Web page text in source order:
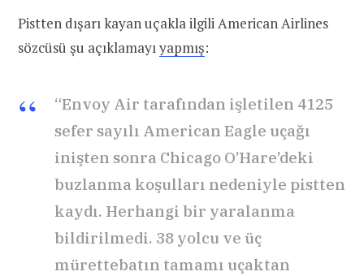
Pistten dışarı kayan uçakla ilgili American Airlines
sözcüsü şu açıklamayıyapmış:
“Envoy Air tarafından işletilen 4125
sefer sayılı American Eagle uçağı
inişten sonra Chicago O’Hare’deki
buzlanma koşulları nedeniyle pistten
kaydı. Herhangi bir yaralanma
bildirilmedi. 38 yolcu ve üç
mürettebatın tamamı uçaktan